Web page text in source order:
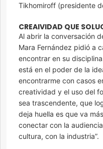
Tikhomiroff (presidente
CREAIVIDAD QUE
Al abrir la conversación
Mara Fernández pidió a
encontrar en su
está en el poder de la
encontrarme con casos
creatividad y el uso del
sea trascendente, que
deja huella es que va
conectar con la
cultura, con la industria”.